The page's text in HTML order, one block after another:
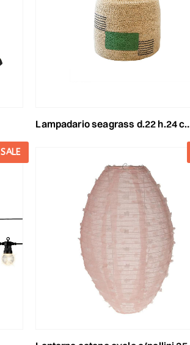
lampadario seagrass d.22 h.24 cm -sea- naturale/verde
SALE